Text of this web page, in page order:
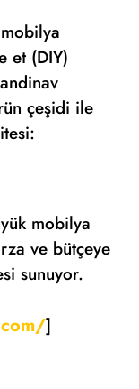
et (DIY)
çeşidi ile
mobilya
ve bütçeye
sunuyor.
]